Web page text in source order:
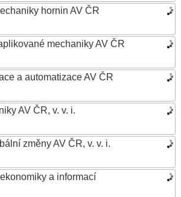
hornin AV ČR
mechaniky AV ČR
a automatizace AV ČR
AV ČR, v. v. i.
změny AV ČR, v. v. i.
a informací